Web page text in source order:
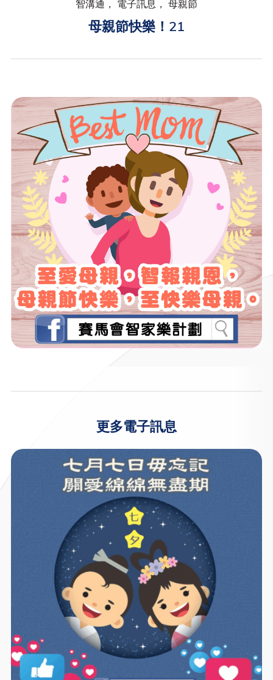
智溝通， 電子訊息， 母親節
母親節快樂！21
更多電子訊息